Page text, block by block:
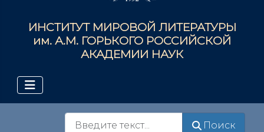
ИНСТИТУТ МИРОВОЙ ЛИТЕРАТУРЫ
им. А.М. ГОРЬКОГО РОССИЙСКОЙ
АКАДЕМИИ НАУК
Поиск